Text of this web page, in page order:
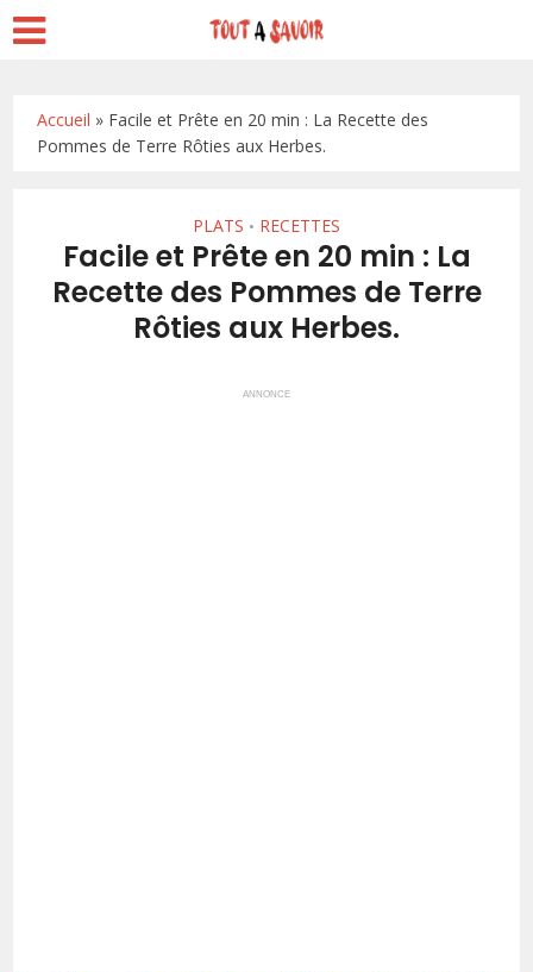
Accueil » Facile et Prête en 20 min : La Recette des
Pommes de Terre Rôties aux Herbes.
PLATS • RECETTES
Facile et Prête en 20 min : La
Recette des Pommes de Terre
Rôties aux Herbes.
ANNONCE